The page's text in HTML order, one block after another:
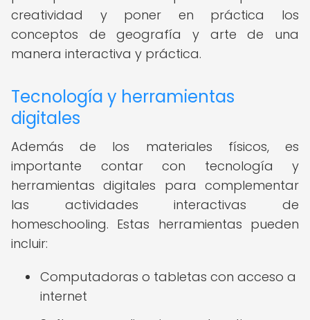
creatividad y poner en práctica los
conceptos de geografía y arte de una
manera interactiva y práctica.
Tecnología y herramientas
digitales
Además de los materiales físicos, es
importante contar con tecnología y
herramientas digitales para complementar
las actividades interactivas de
homeschooling. Estas herramientas pueden
incluir:
Computadoras o tabletas con acceso a
internet